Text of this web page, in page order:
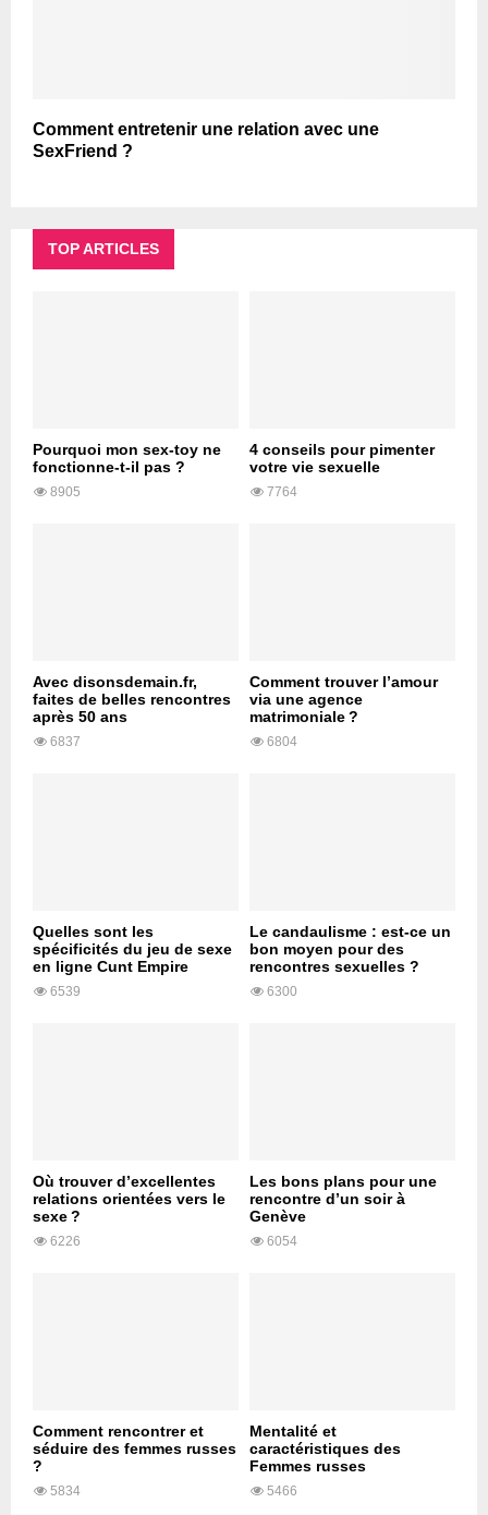
Comment entretenir une relation avec une
SexFriend ?
TOP ARTICLES
Pourquoi mon sex-toy ne
fonctionne-t-il pas ?
8905
4 conseils pour pimenter
votre vie sexuelle
7764
Avec disonsdemain.fr,
faites de belles rencontres
après 50 ans
6837
Comment trouver l’amour
via une agence
matrimoniale ?
6804
Quelles sont les
spécificités du jeu de sexe
en ligne Cunt Empire
6539
Le candaulisme : est-ce un
bon moyen pour des
rencontres sexuelles ?
6300
Où trouver d’excellentes
relations orientées vers le
sexe ?
6226
Les bons plans pour une
rencontre d’un soir à
Genève
6054
Comment rencontrer et
séduire des femmes russes
?
5834
Mentalité et
caractéristiques des
Femmes russes
5466